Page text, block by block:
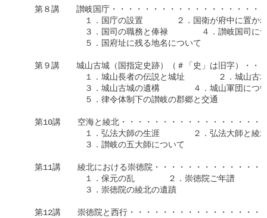
第８講　　讃岐国庁・・・・・・・・・・・・・・・・・・
１．国庁の設置　　　　２．国衛が府中に置かれ
３．国司の職務と俸禄　　　　４．讃岐国司につ
５．国府址に残る地名について
第９講　　城山古城（国指定史跡）（＃「史」は旧字）・・
１．城山長者の伝説と城址　　　　２．城山古城
３．城山古城の遺構　　　　４．城山軍団につ
５．律令体制下の讃岐の郡郷と交通
第10講　　空海と綾北・・・・・・・・・・・・・・・・・
１．弘法大師の生涯　　　　２．弘法大師と綾北
３．讃岐の五大師について
第11講　　綾北における崇徳院・・・・・・・・・・・・・
１．保元の乱　　　　２．崇徳院ご年譜
３．崇徳院の綾北の遺蹟
第12講　　崇徳院と西行・・・・・・・・・・・・・・・